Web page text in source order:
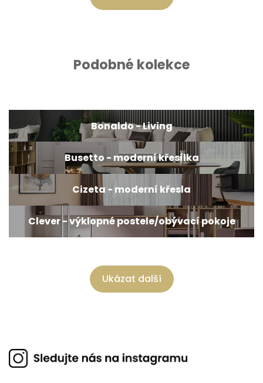
Podobné kolekce
Bonaldo - Living
Busetto - moderní křesílka
Cizeta - moderní křesla
Clever - výklopné postele/obývací pokoje
Ukázat další